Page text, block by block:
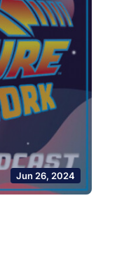
Jun 26, 2024